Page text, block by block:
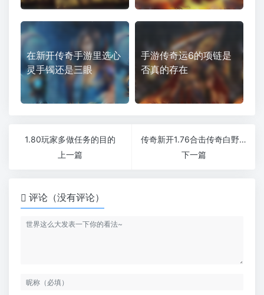
在新开传奇手游里选心
灵手镯还是三眼
手游传奇运6的项链是
否真的存在
1.80玩家多做任务的目的
上一篇
传奇新开1.76合击传奇白野猪怎么打才能安全有效率
下一篇
评论（没有评论）